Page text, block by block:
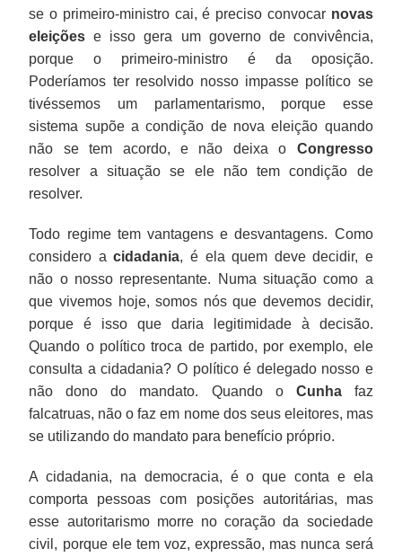
se o primeiro-ministro cai, é preciso convocar novas
eleições e isso gera um governo de convivência,
porque o primeiro-ministro é da oposição.
Poderíamos ter resolvido nosso impasse político se
tivéssemos um parlamentarismo, porque esse
sistema supõe a condição de nova eleição quando
não se tem acordo, e não deixa o Congresso
resolver a situação se ele não tem condição de
resolver.
Todo regime tem vantagens e desvantagens. Como
considero acidadania, é ela quem deve decidir, e
não o nosso representante. Numa situação como a
que vivemos hoje, somos nós que devemos decidir,
porque é isso que daria legitimidade à decisão.
Quando o político troca de partido, por exemplo, ele
consulta a cidadania? O político é delegado nosso e
não dono do mandato. Quando o Cunhafaz
falcatruas, não o faz em nome dos seus eleitores, mas
se utilizando do mandato para benefício próprio.
A cidadania, na democracia, é o que conta e ela
comporta pessoas com posições autoritárias, mas
esse autoritarismo morre no coração da sociedade
civil, porque ele tem voz, expressão, mas nunca será